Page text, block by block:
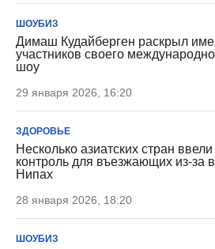
ШОУБИЗ
Димаш Кудайберген раскрыл
участников своего
шоу
29 января 2026, 16:20
ЗДОРОВЬЕ
Несколько азиатских стран ввели
контроль для въезжающих из-за
Нипах
28 января 2026, 18:20
ШОУБИЗ